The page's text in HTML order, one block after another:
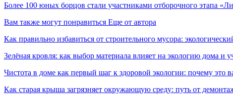
Более 100 юных борцов стали участниками отборочного этапа
Вам также могут понравиться Еще от автора
Как правильно избавиться от строительного мусора:
Зелёная кровля: как выбор материала влияет на экологию дома и
Чистота в доме как первый шаг к здоровой экологии: почему это
Как старая крыша загрязняет окружающую среду: путь от